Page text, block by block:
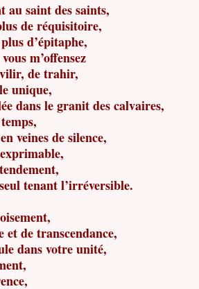
au saint des saints,
de réquisitoire,
d’épitaphe,
m’offensez
de trahir,
unique,
dans le granit des calvaires,
veines de silence,
tenant l’irréversible.
et de transcendance,
dans votre unité,